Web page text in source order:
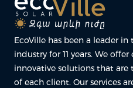
EcoVille has been a leader in
industry for 11 years. We
innovative solutions that are
of each client. Our services